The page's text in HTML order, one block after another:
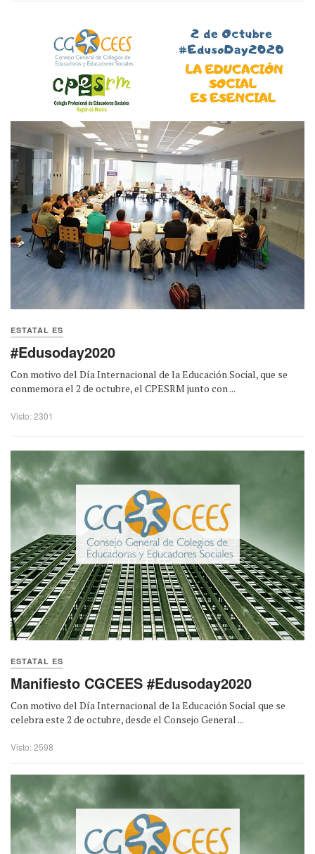
ESTATAL ES
#Edusoday2020
Con motivo del Día Internacional de la Educación Social, que se
conmemora el 2 de octubre, el CPESRM junto con ...
Visto: 2301
ESTATAL ES
Manifiesto CGCEES #Edusoday2020
Con motivo del Día Internacional de la Educación Social que se
celebra este 2 de octubre, desde el Consejo General ...
Visto: 2598